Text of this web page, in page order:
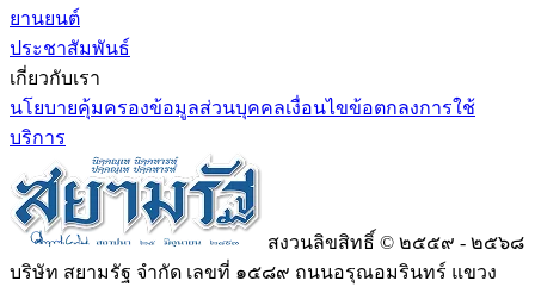
ยานยนต์
ประชาสัมพันธ์
เกี่ยวกับเรา
นโยบายคุ้มครองข้อมูลส่วนบุคคลเงื่อนไขข้อตกลงการใช้
บริการ
สงวนลิขสิทธิ์ © ๒๕๕๙ - ๒๕๖๘
บริษัท สยามรัฐ จำกัด เลขที่ ๑๕๘๙ ถนนอรุณอมรินทร์ แขวง